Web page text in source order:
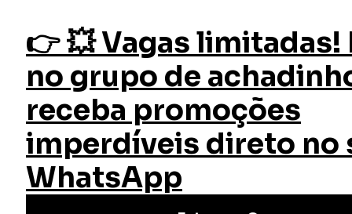
fazer login
Início Cursos Cursos Gratuitos
Gestão de Serviços de Farmácia
Curso Gestão de Serviços de
Farmácia